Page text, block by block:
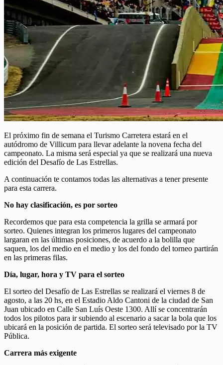
El próximo fin de semana el Turismo Carretera estará en el
autódromo de Villicum para llevar adelante la novena fecha del
campeonato. La misma será especial ya que se realizará una nueva
edición del Desafío de Las Estrellas.
A continuación te contamos todas las alternativas a tener presente
para esta carrera.
No hay clasificación, es por sorteo
Recordemos que para esta competencia la grilla se armará por
sorteo. Quienes integran los primeros lugares del campeonato
largaran en las últimas posiciones, de acuerdo a la bolilla que
saquen, los del medio en el medio y los del fondo del torneo partirán
en las primeras filas.
Día, lugar, hora y TV para el sorteo
El sorteo del Desafío de Las Estrellas se realizará el viernes 8 de
agosto, a las 20 hs, en el Estadio Aldo Cantoni de la ciudad de San
Juan ubicado en Calle San Luís Oeste 1300. Allí se concentrarán
todos los pilotos para ir subiendo al escenario a sacar la bola que los
ubicará en la posición de partida. El sorteo será televisado por la TV
Pública.
Carrera más exigente